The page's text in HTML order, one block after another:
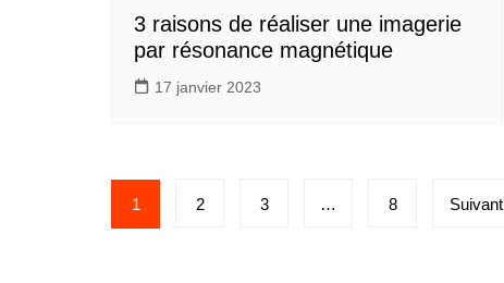
3 raisons de réaliser une imagerie
par résonance magnétique
17 janvier 2023
Pagination
des
1 2 3 … 8 Suivant